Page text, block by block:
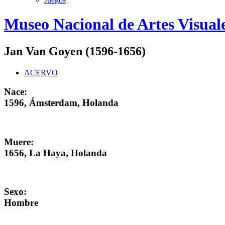
Logo
MNAV
Museo Nacional de Artes
Jan Van Goyen (1596-1656)
ACERVO
Nace:
1596, Ámsterdam, Holanda
Muere:
1656, La Haya, Holanda
Sexo:
Hombre